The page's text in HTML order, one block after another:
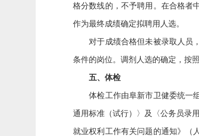
格分数线的，不予聘用。在合格者
作为最终成绩确定拟聘用人选。
对于成绩合格但未被录取人员，
条件的岗位。调剂人选的确定，按
五、体检
体检工作由阜新市卫健委统一组
通用标准（试行）〉及〈公务员录
就业权利工作有关问题的通知》（